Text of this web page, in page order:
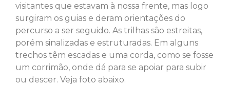
visitantes que estavam à nossa frente, mas logo
surgiram os guias e deram orientações do
percurso a ser seguido. As trilhas são estreitas,
porém sinalizadas e estruturadas. Em alguns
trechos têm escadas e uma corda, como se fosse
um corrimão, onde dá para se apoiar para subir
ou descer. Veja foto abaixo.